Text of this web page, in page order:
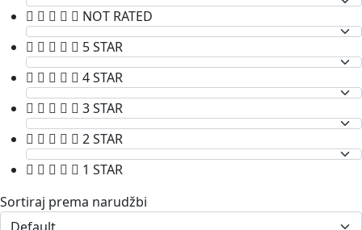
NOT RATED
5 STAR
4 STAR
3 STAR
2 STAR
1 STAR
Sortiraj prema narudžbi